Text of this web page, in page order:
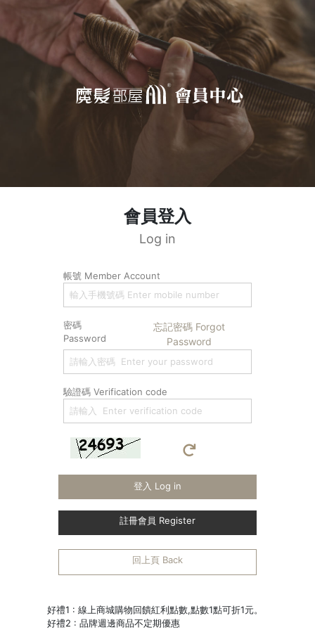
會員登入
Log in
帳號 Member Account
密碼
Password
忘記密碼 Forgot
Password
驗證碼 Verification code
登入 Log in
註冊會員 Register
回上頁 Back
好禮1 : 線上商城購物回饋紅利點數,點數1點可折1元。
好禮2 : 品牌週邊商品不定期優惠